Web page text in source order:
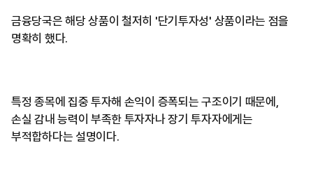
금융당국은 해당 상품이 철저히 '단기투자성' 상품이라는 점을
명확히 했다.
특정 종목에 집중 투자해 손익이 증폭되는 구조이기 때문에,
손실 감내 능력이 부족한 투자자나 장기 투자자에게는
부적합하다는 설명이다.